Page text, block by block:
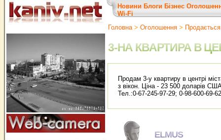
Новини Блоги Бізнес
Wi-Fi
Головна> Оголошення >
3-НА КВАРТИРА В
Продам 3-у квартиру в центрі
з вікон. Ціна - 23 500 доларів
Тел.:0-67-245-97-29; 0-98-600-69-
ELMUS